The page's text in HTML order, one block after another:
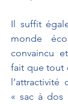
Il suffit
monde
convaincu
fait que tout
« sac à